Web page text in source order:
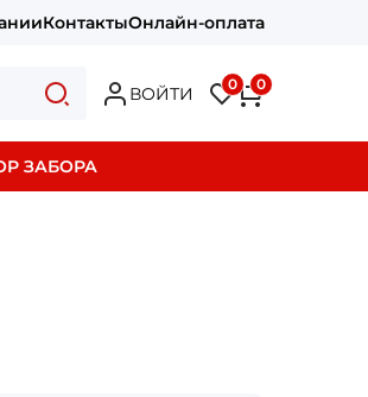
КонтактыОнлайн-оплата
ВОЙТИ 0 0
ЗАБОРА